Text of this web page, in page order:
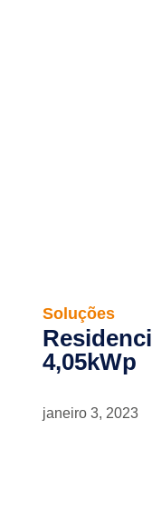
Soluções
4,05kWp
janeiro 3, 2023